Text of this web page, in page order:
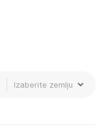
Izaberite zemlju